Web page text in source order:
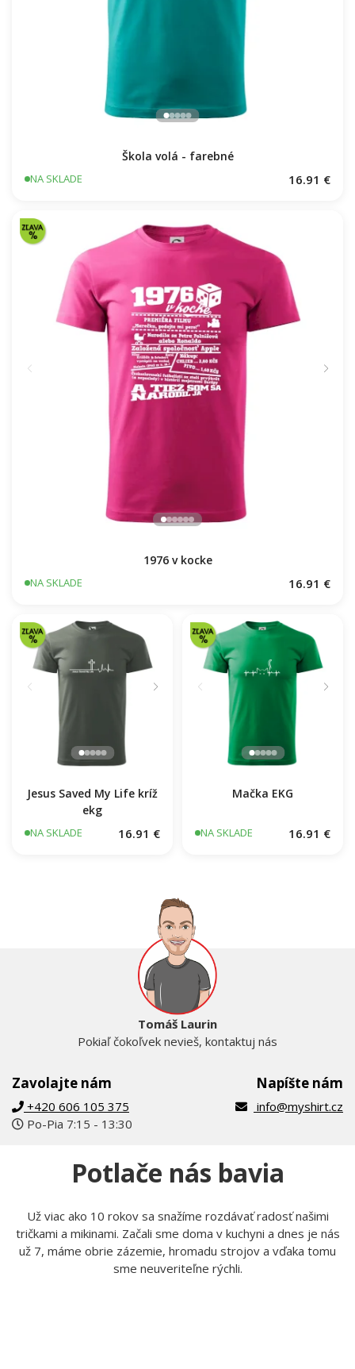
Škola volá - farebné
NA SKLADE 16.91 €
1976 v kocke
NA SKLADE 16.91 €
Jesus Saved My Life kríž
ekg
NA SKLADE 16.91 €
Mačka EKG
NA SKLADE 16.91 €
Zavolajte nám
+420 606 105 375
Po-Pia 7:15 - 13:30
Tomáš Laurin
Pokiaľ čokoľvek nevieš, kontaktuj nás
Napíšte nám
info@myshirt.cz
Potlače nás bavia
Už viac ako 10 rokov sa snažíme rozdávať radosť našimi
tričkami a mikinami. Začali sme doma v kuchyni a dnes je nás
už 7, máme obrie zázemie, hromadu strojov a vďaka tomu
sme neuveriteľne rýchli.